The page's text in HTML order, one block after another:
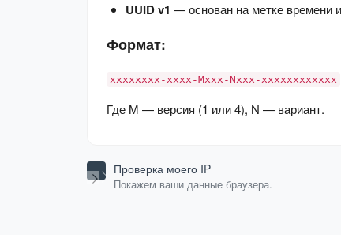
UUID v1 — основан на метке времени
Формат:
xxxxxxxx-xxxx-Mxxx-Nxxx-xxxxxxxxxxxx
Где M — версия (1 или 4), N — вариант.
Проверка моего IP
Покажем ваши данные браузера.